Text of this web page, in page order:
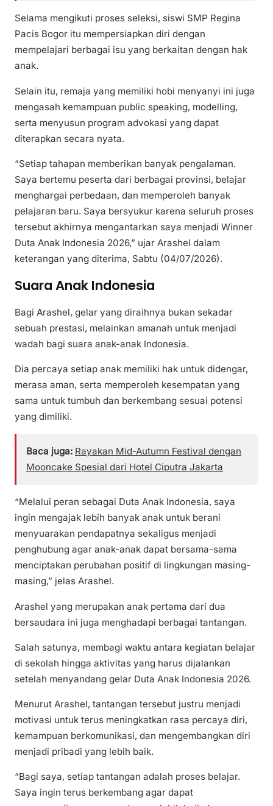
Selama mengikuti proses seleksi, siswi SMP Regina
Pacis Bogor itu mempersiapkan diri dengan
mempelajari berbagai isu yang berkaitan dengan hak
anak.
Selain itu, remaja yang memiliki hobi menyanyi ini juga
mengasah kemampuan public speaking, modelling,
serta menyusun program advokasi yang dapat
diterapkan secara nyata.
“Setiap tahapan memberikan banyak pengalaman.
Saya bertemu peserta dari berbagai provinsi, belajar
menghargai perbedaan, dan memperoleh banyak
pelajaran baru. Saya bersyukur karena seluruh proses
tersebut akhirnya mengantarkan saya menjadi Winner
Duta Anak Indonesia 2026,” ujar Arashel dalam
keterangan yang diterima, Sabtu (04/07/2026).
Suara Anak Indonesia
Bagi Arashel, gelar yang diraihnya bukan sekadar
sebuah prestasi, melainkan amanah untuk menjadi
wadah bagi suara anak-anak Indonesia.
Dia percaya setiap anak memiliki hak untuk didengar,
merasa aman, serta memperoleh kesempatan yang
sama untuk tumbuh dan berkembang sesuai potensi
yang dimiliki.
Baca juga: Rayakan Mid-Autumn Festival dengan
Mooncake Spesial dari Hotel Ciputra Jakarta
“Melalui peran sebagai Duta Anak Indonesia, saya
ingin mengajak lebih banyak anak untuk berani
menyuarakan pendapatnya sekaligus menjadi
penghubung agar anak-anak dapat bersama-sama
menciptakan perubahan positif di lingkungan masing-
masing,” jelas Arashel.
Arashel yang merupakan anak pertama dari dua
bersaudara ini juga menghadapi berbagai tantangan.
Salah satunya, membagi waktu antara kegiatan belajar
di sekolah hingga aktivitas yang harus dijalankan
setelah menyandang gelar Duta Anak Indonesia 2026.
Menurut Arashel, tantangan tersebut justru menjadi
motivasi untuk terus meningkatkan rasa percaya diri,
kemampuan berkomunikasi, dan mengembangkan diri
menjadi pribadi yang lebih baik.
“Bagi saya, setiap tantangan adalah proses belajar.
Saya ingin terus berkembang agar dapat